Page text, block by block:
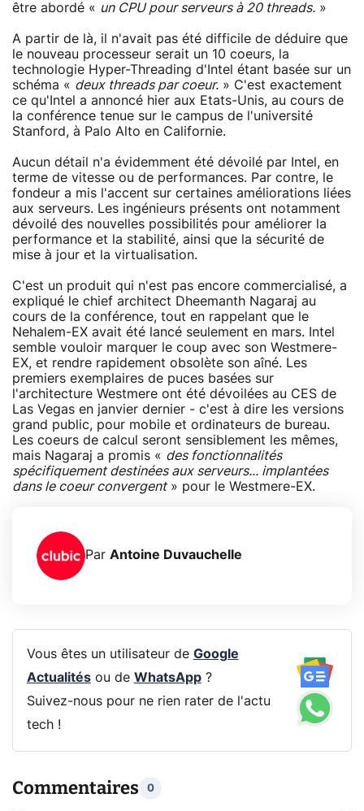
être abordé « un CPU pour serveurs à 20 threads. »
A partir de là, il n'avait pas été difficile de déduire que
le nouveau processeur serait un 10 coeurs, la
technologie Hyper-Threading d'Intel étant basée sur un
schéma « deux threads par coeur. » C'est exactement
ce qu'Intel a annoncé hier aux Etats-Unis, au cours de
la conférence tenue sur le campus de l'université
Stanford, à Palo Alto en Californie.
Aucun détail n'a évidemment été dévoilé par Intel, en
terme de vitesse ou de performances. Par contre, le
fondeur a mis l'accent sur certaines améliorations liées
aux serveurs. Les ingénieurs présents ont notamment
dévoilé des nouvelles possibilités pour améliorer la
performance et la stabilité, ainsi que la sécurité de
mise à jour et la virtualisation.
C'est un produit qui n'est pas encore commercialisé, a
expliqué le chief architect Dheemanth Nagaraj au
cours de la conférence, tout en rappelant que le
Nehalem-EX avait été lancé seulement en mars. Intel
semble vouloir marquer le coup avec son Westmere-
EX, et rendre rapidement obsolète son aîné. Les
premiers exemplaires de puces basées sur
l'architecture Westmere ont été dévoilées au CES de
Las Vegas en janvier dernier - c'est à dire les versions
grand public, pour mobile et ordinateurs de bureau.
Les coeurs de calcul seront sensiblement les mêmes,
mais Nagaraj a promis « des fonctionnalités
spécifiquement destinées aux serveurs... implantées
dans le coeur convergent» pour le Westmere-EX.
Par Antoine Duvauchelle
Vous êtes un utilisateur de Google
Actualitésou de WhatsApp?
Suivez-nous pour ne rien rater de l'actu
tech !
Commentaires 0